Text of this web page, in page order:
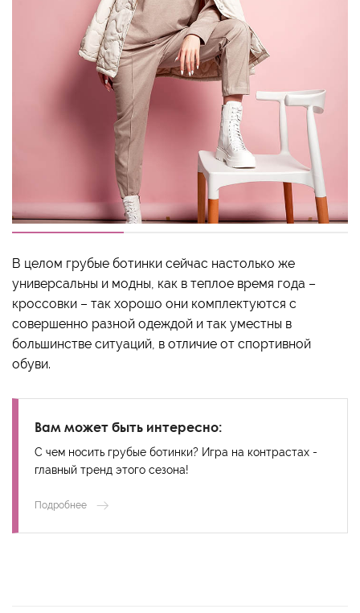
В целом грубые ботинки сейчас настолько же
универсальны и модны, как в теплое время года –
кроссовки – так хорошо они комплектуются с
совершенно разной одеждой и так уместны в
большинстве ситуаций, в отличие от спортивной
обуви.
Вам может быть интересно:
С чем носить грубые ботинки? Игра на контрастах -
главный тренд этого сезона!
Подробнее